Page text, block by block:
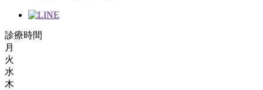
診療時間
月
火
水
木